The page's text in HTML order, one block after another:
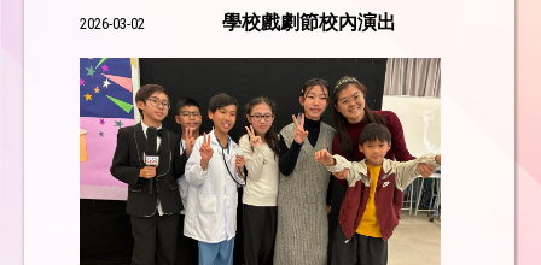
2026-03-02 學校戲劇節校內演出